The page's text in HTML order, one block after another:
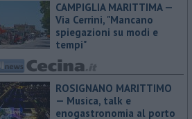
CAMPIGLIA MARITTIMA —
Via Cerrini, "Mancano
spiegazioni su modi e
tempi"
ROSIGNANO MARITTIMO
— Musica, talk e
enogastronomia al porto